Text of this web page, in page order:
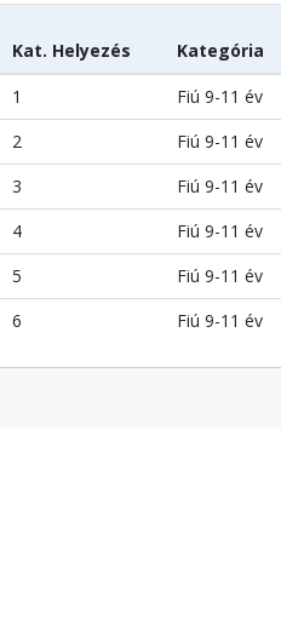
Kat. Helyezés Kategória
1 Fiú 9-11 év
2 Fiú 9-11 év
3 Fiú 9-11 év
4 Fiú 9-11 év
5 Fiú 9-11 év
6 Fiú 9-11 év